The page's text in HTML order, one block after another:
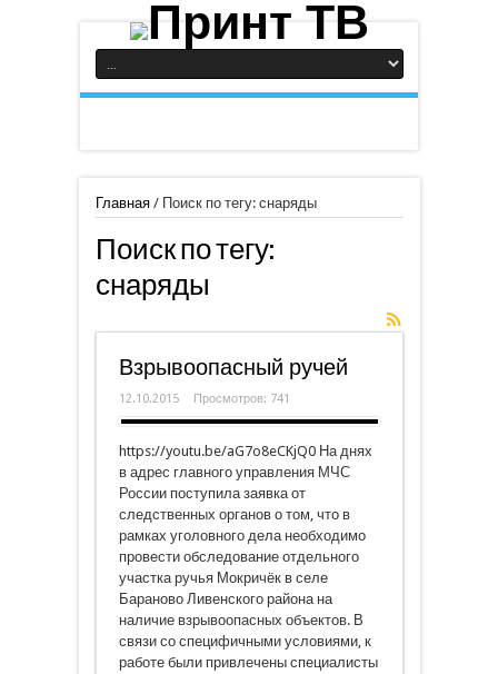
Главная/ Поиск по тегу: снаряды
Поиск по тегу:
снаряды
Взрывоопасный ручей
12.10.2015 Просмотров: 741
https://youtu.be/aG7o8eCKjQ0 На днях
в адрес главного управления МЧС
России поступила заявка от
следственных органов о том, что в
рамках уголовного дела необходимо
провести обследование отдельного
участка ручья Мокричёк в селе
Бараново Ливенского района на
наличие взрывоопасных объектов. В
связи со специфичными условиями, к
работе были привлечены специалисты